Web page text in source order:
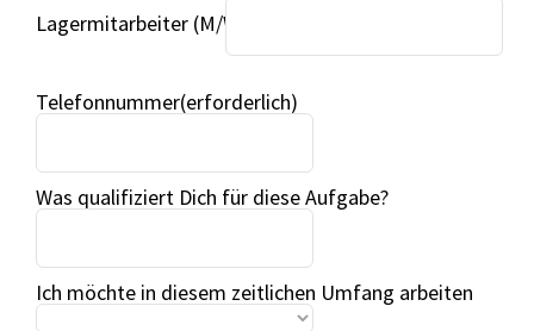
Lagermitarbeiter (M/W/D)
Telefonnummer
Was qualifiziert Dich für diese Aufgabe?
Ich möchte in diesem zeitlichen Umfang arbeiten